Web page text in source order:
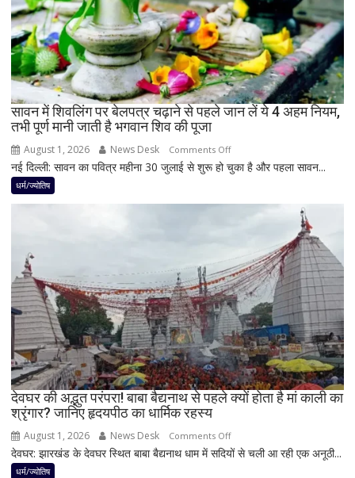
3
राशियों
पर
रह
सकती
है
शुभ
करियर
और
योग
सावन में शिवलिंग पर बेलपत्र चढ़ाने से पहले जान लें ये 4 अहम नियम,
तभी पूर्ण मानी जाती है भगवान शिव की पूजा
August 1, 2026 News Desk Comments Offon
सावन
से
पहले
जान
लें
ये
4
अहम
नियम,
मानी
नई दिल्ली: सावन का पवित्र महीना 30 जुलाई से शुरू हो चुका है और पहला सावन...
धर्म/ज्योतिष
देवघर की अद्भुत परंपरा! बाबा बैद्यनाथ से पहले क्यों होता है मां काली का
श्रृंगार? जानिए हृदयपीठ का धार्मिक रहस्य
August 1, 2026 News Desk Comments Offon
देवघर
देवघर: झारखंड के देवघर स्थित बाबा बैद्यनाथ धाम में सदियों से चली आ रही एक अनूठी...
धर्म/ज्योतिष